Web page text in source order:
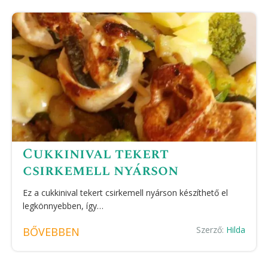
Cukkinival tekert
csirkemell nyárson
Ez a cukkinival tekert csirkemell nyárson készíthető el
legkönnyebben, így…
BŐVEBBEN Szerző: Hilda